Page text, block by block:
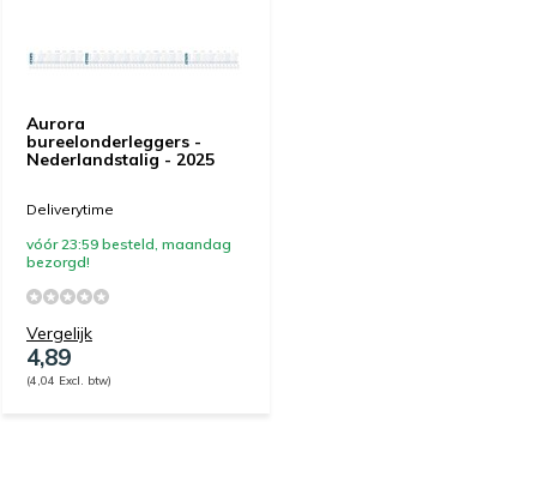
Aurora
bureelonderleggers -
Nederlandstalig - 2025
Deliverytime
vóór 23:59 besteld, maandag
bezorgd!
Vergelijk
4,89
(4,04 Excl. btw)